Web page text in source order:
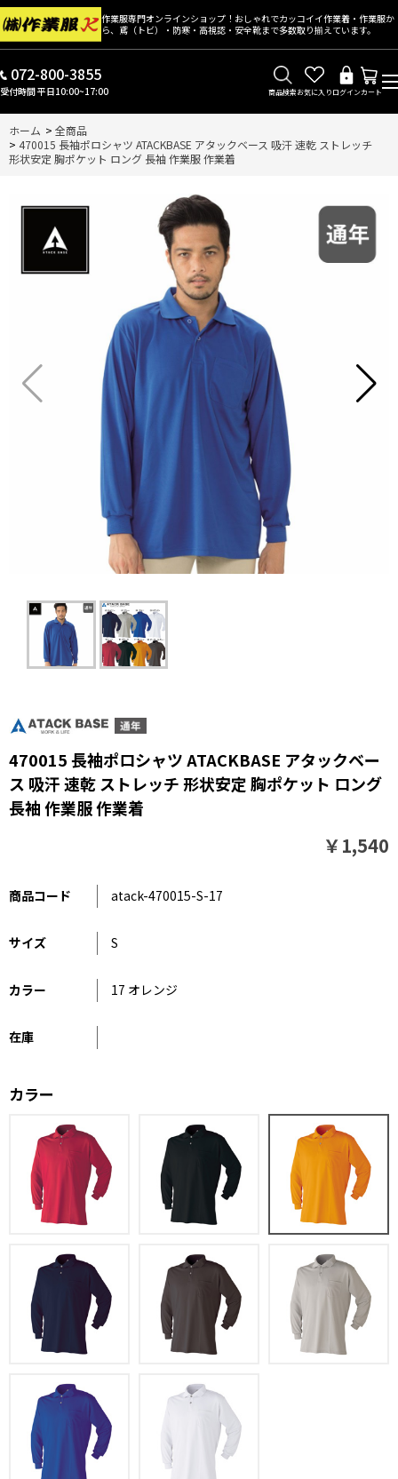
作業服専門オンラインショップ！おしゃれでカッコイイ作業着・作業服か
ら、鳶（トビ）・防寒・高視認・安全靴まで多数取り揃えています。
072-800-3855
受付時間 平日10:00~17:00 商品検索お気に入りログインカート
ホーム > 全商品
> 470015 長袖ポロシャツ ATACKBASE アタックベース 吸汗 速乾 ストレッチ
形状安定 胸ポケット ロング 長袖 作業服 作業着
470015 長袖ポロシャツ ATACKBASE アタックベー
ス 吸汗 速乾 ストレッチ 形状安定 胸ポケット ロング
長袖 作業服 作業着
￥1,540
商品コード atack-470015-S-17
サイズ S
カラー 17 オレンジ
在庫
カラー